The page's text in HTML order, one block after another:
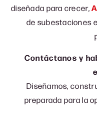
diseñada para crecer,
de subestaciones
Contáctanos y
Diseñamos,
preparada para la